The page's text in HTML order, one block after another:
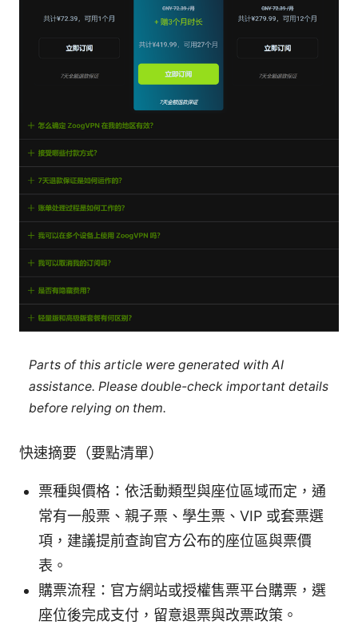
Parts of this article were generated with AI
assistance. Please double-check important details
before relying on them.
快速摘要（要點清單）
票種與價格：依活動類型與座位區域而定，通
常有一般票、親子票、學生票、VIP 或套票選
項，建議提前查詢官方公布的座位區與票價
表。
購票流程：官方網站或授權售票平台購票，選
座位後完成支付，留意退票與改票政策。